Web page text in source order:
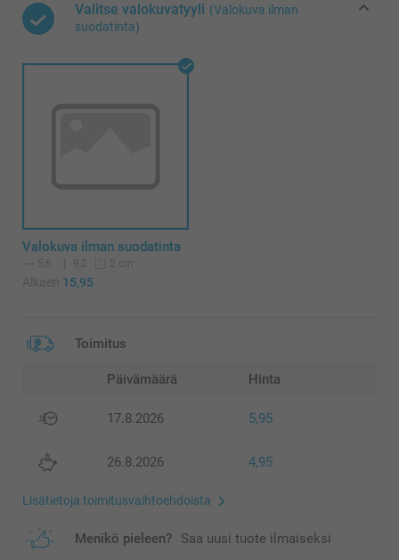
Valitse valokuvatyyli (Valokuva ilman
suodatinta)
Valokuva ilman suodatinta
5,6 9,2 2 cm
Alkaen 15,95
Toimitus
Päivämäärä Hinta
17.8.2026 5,95
26.8.2026 4,95
Lisätietoja toimitusvaihtoehdoista
Menikö pieleen? Saa uusi tuote ilmaiseksi